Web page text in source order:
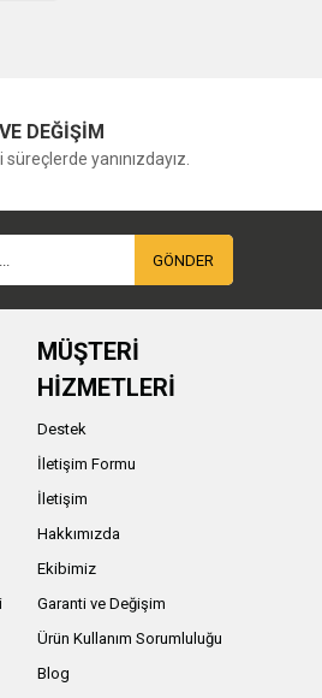
DEĞİŞİM
yanınızdayız.
GÖNDER
MÜŞTERİ
HİZMETLERİ
Destek
İletişim Formu
İletişim
Hakkımızda
Ekibimiz
Garanti ve Değişim
Ürün Kullanım Sorumluluğu
Blog